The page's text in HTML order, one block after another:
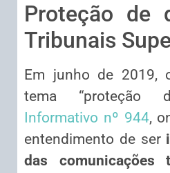
Proteção de
Tribunais
Em junho de 2019,
tema “proteção
Informativo nº 944,
entendimento de ser
das comunicações